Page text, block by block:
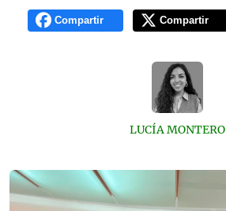
Compartir Compartir
LUCÍA MONTERO